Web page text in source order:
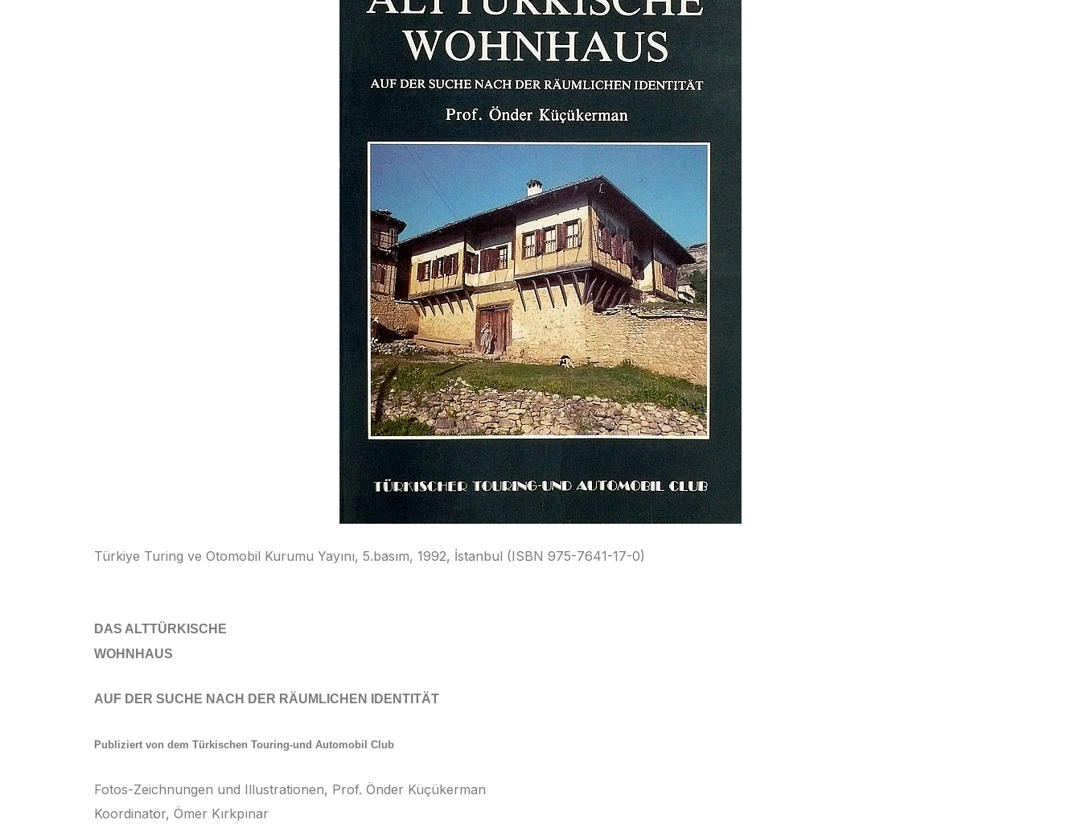
Türkiye Turing ve Otomobil Kurumu Yayını, 5.basım, 1992, İstanbul (ISBN 975-7641-17-0)
DAS ALTTÜRKISCHE
WOHNHAUS
AUF DER SUCHE NACH DER RÄUMLICHEN IDENTITÄT
Publiziert von dem Türkischen Touring-und Automobil Club
Fotos-Zeichnungen und Illustrationen, Prof. Önder Küçükerman
Koordinatör, Ömer Kırkpınar